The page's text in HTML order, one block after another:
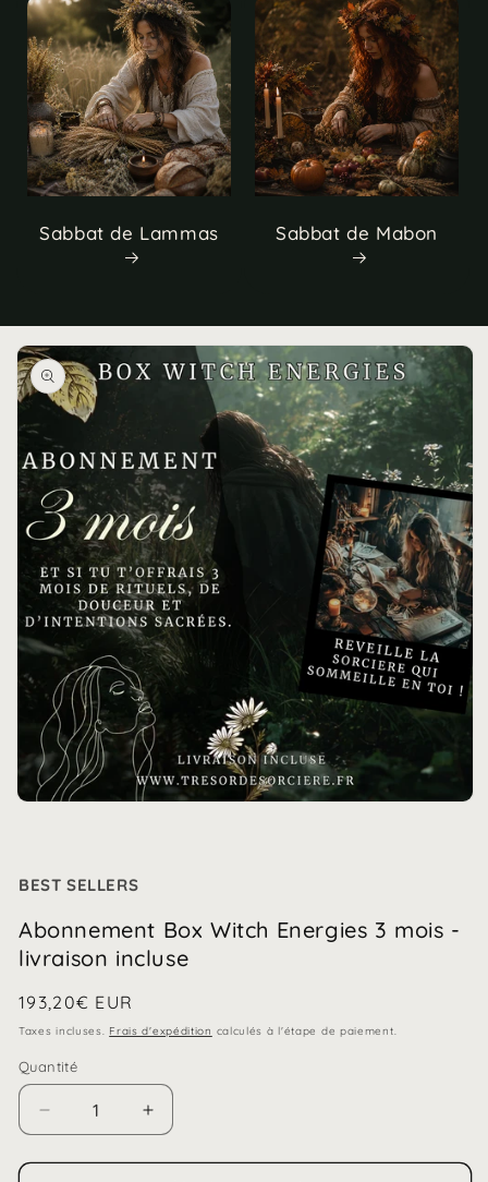
Sabbat de Lammas Sabbat de Mabon
Passer aux
informations
produits
une
modale
BEST SELLERS
Abonnement Box Witch Energies 3 mois -
livraison incluse
Prix
habituel
193,20€ EUR
Taxes incluses. Frais d'expédition calculés à l'étape de paiement.
Quantité
Réduire
la
quantité
Augmenter
la
quantité